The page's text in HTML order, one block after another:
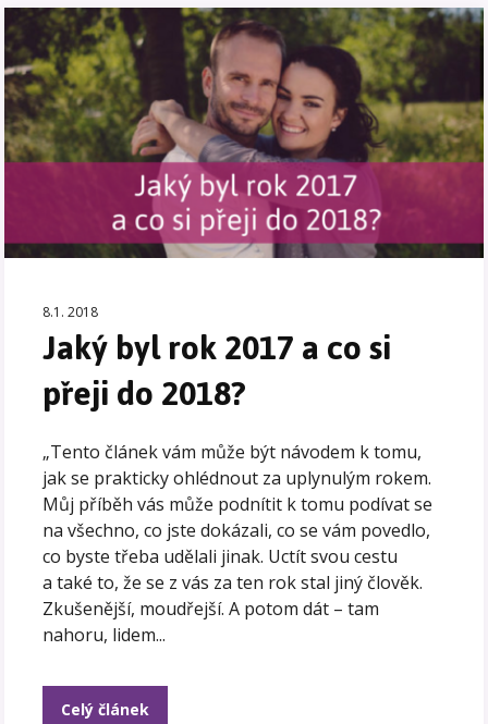
8.1. 2018
Jaký byl rok 2017 a co si
přeji do 2018?
„Tento článek vám může být návodem k tomu,
jak se prakticky ohlédnout za uplynulým rokem.
Můj příběh vás může podnítit k tomu podívat se
na všechno, co jste dokázali, co se vám povedlo,
co byste třeba udělali jinak. Uctít svou cestu
a také to, že se z vás za ten rok stal jiný člověk.
Zkušenější, moudřejší. A potom dát – tam
nahoru, lidem...
Celý článek